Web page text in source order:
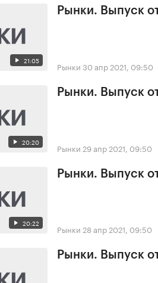
21:05
Рынки. Выпуск
Рынки 30 апр 2021, 09:50
20:20
Рынки. Выпуск
Рынки 29 апр 2021, 09:50
20:22
Рынки. Выпуск
Рынки 28 апр 2021, 09:50
Рынки. Выпуск